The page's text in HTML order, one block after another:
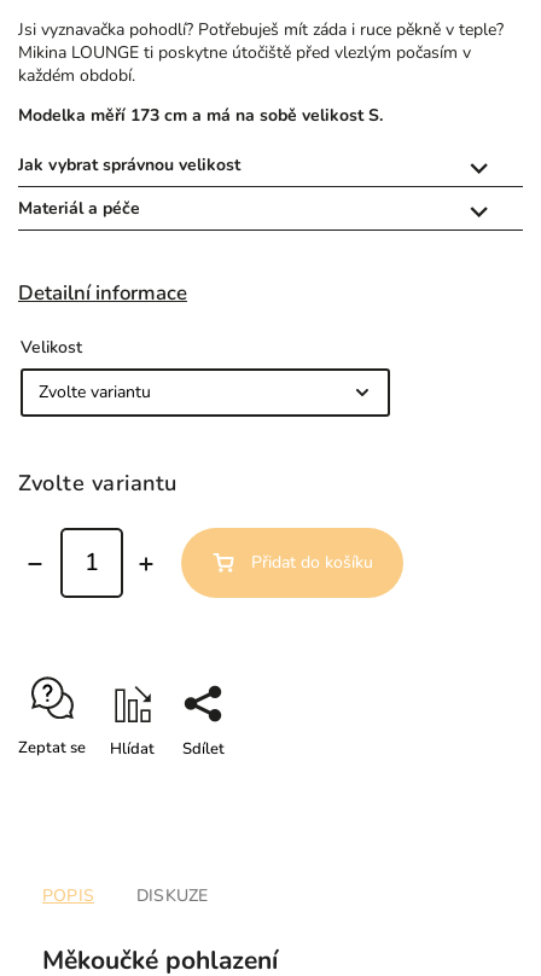
Jsi vyznavačka pohodlí? Potřebuješ mít záda i ruce pěkně v teple?
Mikina LOUNGE ti poskytne útočiště před vlezlým počasím v
každém období.
Modelka měří 173 cm a má na sobě velikost S.
Jak vybrat správnou velikost 
Materiál a péče 
Detailní informace
Velikost
Zvolte variantu
Přidat do košíku
Zeptat se Hlídat Sdílet
POPIS DISKUZE
Měkoučké pohlazení